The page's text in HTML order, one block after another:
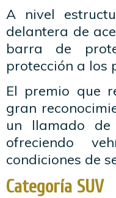
A nivel
delantera de
barra de
protección a los
El premio que
gran
un llamado
ofreciendo
condiciones de
Categoría SUV